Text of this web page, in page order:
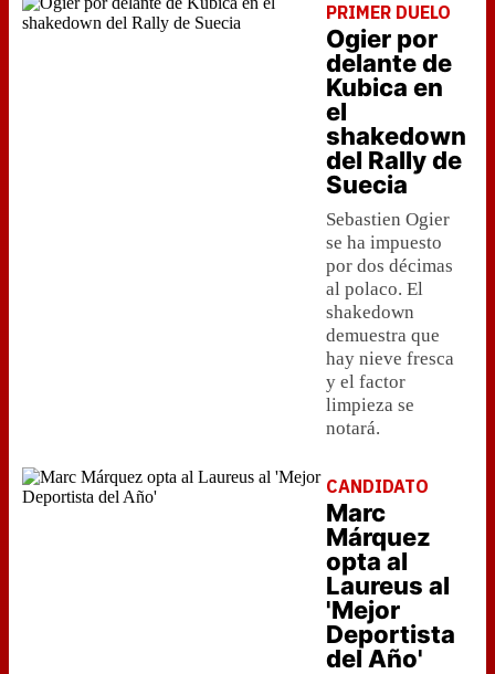
PRIMER DUELO
Ogier por
delante de
Kubica en
el
shakedown
del Rally de
Suecia
Sebastien Ogier
se ha impuesto
por dos décimas
al polaco. El
shakedown
demuestra que
hay nieve fresca
y el factor
limpieza se
notará.
CANDIDATO
Marc
Márquez
opta al
Laureus al
'Mejor
Deportista
del Año'